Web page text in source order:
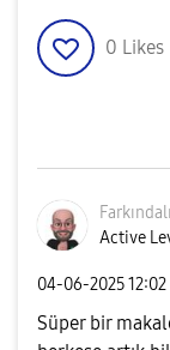
0 Likes
Active
‎04-06-202512:02
Süper bir